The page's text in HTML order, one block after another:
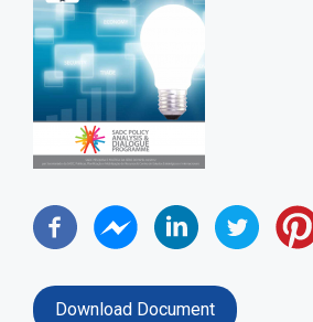
Download Document